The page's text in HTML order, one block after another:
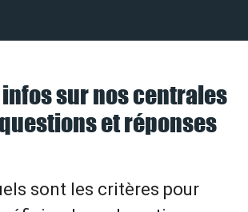
sur nos centrales
et réponses
sont les critères pour